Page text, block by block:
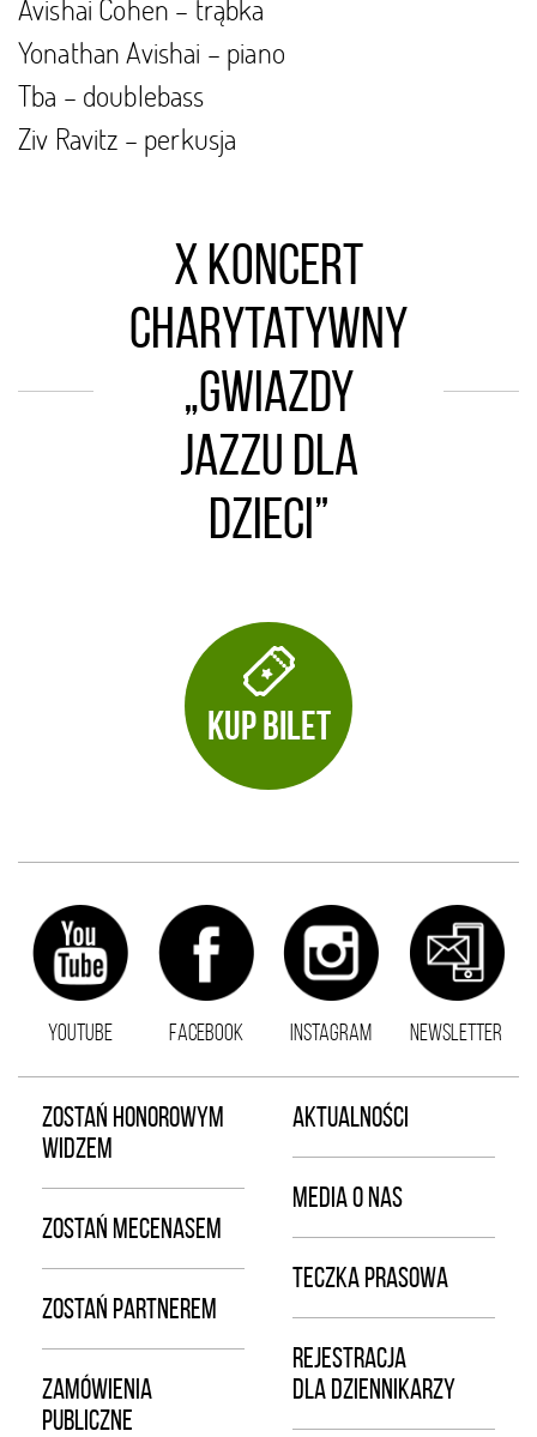
Avishai Cohen – trąbka
Yonathan Avishai – piano
Tba – doublebass
Ziv Ravitz – perkusja
X Koncert
charytatywny
„Gwiazdy
Jazzu dla
Dzieci”
KUP BILET
YOUTUBE FACEBOOK INSTAGRAM NEWSLETTER
ZOSTAŃ HONOROWYM
WIDZEM
ZOSTAŃ MECENASEM
ZOSTAŃ PARTNEREM
ZAMÓWIENIA
PUBLICZNE
AKTUALNOŚCI
MEDIA O NAS
TECZKA PRASOWA
REJESTRACJA
DLA DZIENNIKARZY